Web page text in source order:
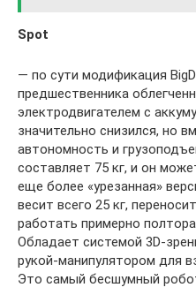
Spot
— по сути модификация
предшественника
электродвигателем с
значительно снизился, но
автономность и
составляет 75 кг, и он
еще более «урезанная»
весит всего 25 кг,
работать примерно
Обладает системой 3D-
рукой-манипулятором для
Это самый бесшумный